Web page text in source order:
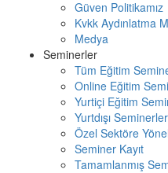
Güven Politikamız
Kvkk Aydınlatma
Medya
Seminerler
Tüm Eğitim
Online Eğitim
Yurtiçi Eğitim
Yurtdışı
Özel Sektöre
Seminer Kayıt
Tamamlanmış